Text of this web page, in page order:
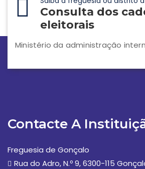
Consulta dos
eleitorais
Ministério da administração
Contacte A
Freguesia de Gonçalo
Rua do Adro, N.º 9, 6300-115